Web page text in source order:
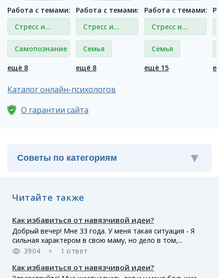
Работа с темами:
Стресс и
депрессия
Самопознание
ещё 8
Работа с темами:
Стресс и
депрессия
Семья
ещё 8
Работа с темами:
Стресс и
депрессия
Семья
ещё 15
Каталог онлайн-психологов
О гарантии сайта
Читайте также
Как избавиться от навязчивой идеи?
Добрый вечер! Мне 33 года. У меня такая ситуация - Я
сильная характером в свою маму, но дело в том,...
3904
1 ответ
Как избавиться от навязчивой идеи?